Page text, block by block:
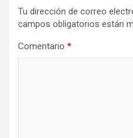
Tu dirección de correo
campos obligatorios están
Comentario *